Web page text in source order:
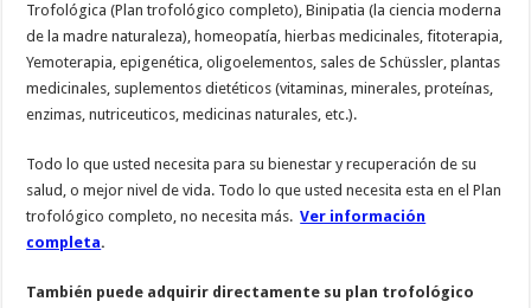
Trofológica (Plan trofológico completo), Binipatia (la ciencia moderna
de la madre naturaleza), homeopatía, hierbas medicinales, fitoterapia,
Yemoterapia, epigenética, oligoelementos, sales de Schüssler, plantas
medicinales, suplementos dietéticos (vitaminas, minerales, proteínas,
enzimas, nutriceuticos, medicinas naturales, etc.).
Todo lo que usted necesita para su bienestar y recuperación de su
salud, o mejor nivel de vida. Todo lo que usted necesita esta en el Plan
trofológico completo, no necesita más.Ver información
completa.
También puede adquirir directamente su plan trofológico